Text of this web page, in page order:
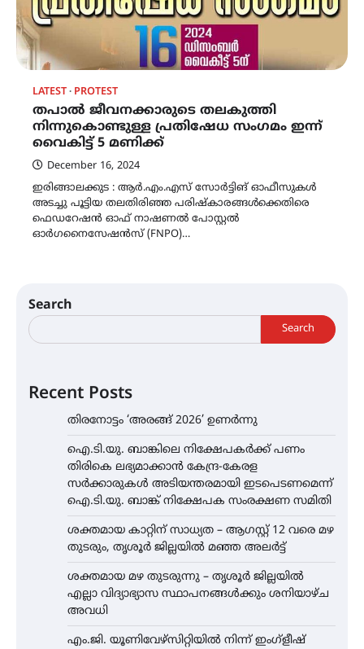
LATEST PROTEST
തപാൽ ജീവനക്കാരുടെ തലകുത്തി
നിന്നുകൊണ്ടുള്ള പ്രതിഷേധ സംഗമം ഇന്ന്
വൈകിട്ട് 5 മണിക്ക്
December 16, 2024
ഇരിങ്ങാലക്കുട : ആർ.എം.എസ് സോർട്ടിങ് ഓഫീസുകൾ
അടച്ചു പൂട്ടിയ തലതിരിഞ്ഞ പരിഷ്കാരങ്ങൾക്കെതിരെ
ഫെഡറേഷൻ ഓഫ് നാഷണൽ പോസ്റ്റൽ
ഓർഗനൈസേഷൻസ് (FNPO)…
Search
Search
Recent Posts
തിരനോട്ടം ‘അരങ്ങ് 2026’ ഉണർന്നു
ഐ.ടി.യു. ബാങ്കിലെ നിക്ഷേപകർക്ക് പണം
തിരികെ ലഭ്യമാക്കാൻ കേന്ദ്ര-കേരള
സർക്കാരുകൾ അടിയന്തരമായി ഇടപെടണമെന്ന്
ഐ.ടി.യു. ബാങ്ക് നിക്ഷേപക സംരക്ഷണ സമിതി
ശക്തമായ കാറ്റിന് സാധ്യത – ആഗസ്റ്റ് 12 വരെ മഴ
തുടരും, തൃശൂർ ജില്ലയിൽ മഞ്ഞ അലർട്ട്
ശക്തമായ മഴ തുടരുന്നു – തൃശൂർ ജില്ലയിൽ
എല്ലാ വിദ്യാഭ്യാസ സ്ഥാപനങ്ങൾക്കും ശനിയാഴ്ച
അവധി
എം.ജി. യൂണിവേഴ്‌സിറ്റിയിൽ നിന്ന് ഇംഗ്ളീഷ്